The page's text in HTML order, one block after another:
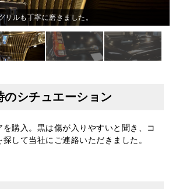
リルも丁寧に磨きました。
のシチュエーション
購入。黒は傷が入りやすいと聞き、コ
して当社にご連絡いただきました。